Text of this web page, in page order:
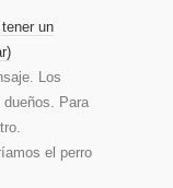
un
Los
Para
el perro